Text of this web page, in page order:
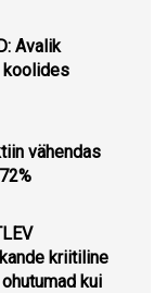
Avalik
koolides
vähendas
kriitiline
kui